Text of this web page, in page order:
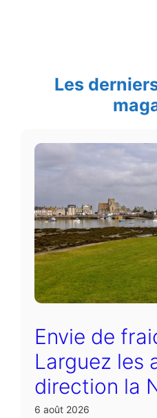
Les
Envie de
Larguez les
direction la
6 août 2026